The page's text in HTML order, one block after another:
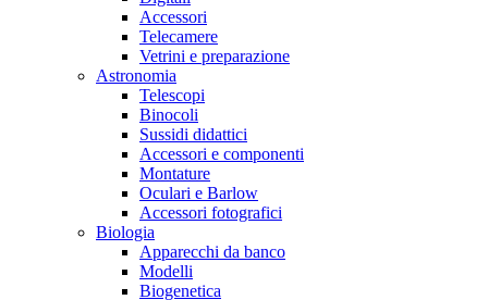
Accessori
Telecamere
Vetrini e preparazione
Astronomia
Telescopi
Binocoli
Sussidi didattici
Accessori e componenti
Montature
Oculari e Barlow
Accessori fotografici
Biologia
Apparecchi da banco
Modelli
Biogenetica